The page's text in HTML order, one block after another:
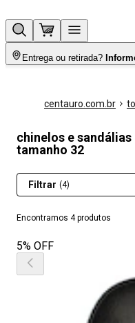
Entrega ou retirada?
centauro.com.br
chinelos e
tamanho 32
Encontramos 4 produtos
Filtrar (4)
5% OFF